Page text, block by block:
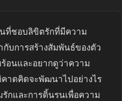
ที่ชอบลิขิตรักที่มีความ
กับการสร้างสัมพันธ์ของตัว
อนและอยากดูว่าความ
าดคิดจะพัฒนาไปอย่างไร
กและการดิ้นรนเพื่อความ